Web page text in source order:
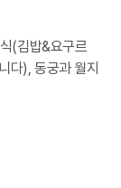
(김밥&요구르
다), 동궁과 월지